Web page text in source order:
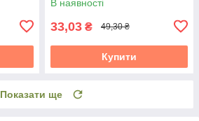
В наявності
33,03 ₴ 49,30 ₴
Купити
Показати ще